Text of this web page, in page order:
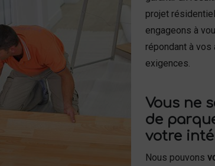
projet
engageons à
répondant à
exigences.
Vous ne
de
votre
Nous pouvons